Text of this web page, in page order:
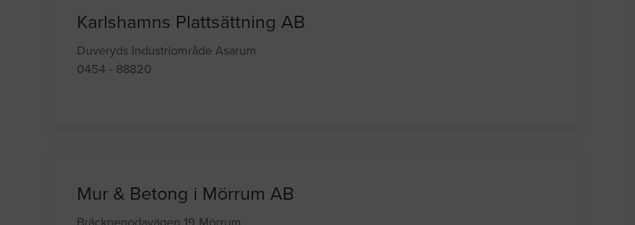
Karlshamns Plattsättning AB
Duveryds Industriområde Asarum
0454 - 88820
Mur & Betong i Mörrum AB